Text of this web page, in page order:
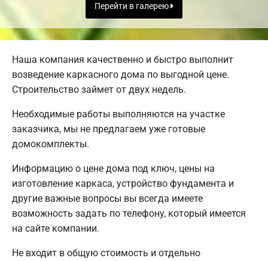
Перейти в галерею
Наша компания качественно и быстро выполнит
возведение каркасного дома по выгодной цене.
Строительство займет от двух недель.
Необходимые работы выполняются на участке
заказчика, мы не предлагаем уже готовые
домокомплекты.
Информацию о цене дома под ключ, цены на
изготовление каркаса, устройство фундамента и
другие важные вопросы вы всегда имеете
возможность задать по телефону, который имеется
на сайте компании.
Не входит в общую стоимость и отдельно